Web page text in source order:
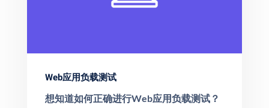
Web应用负载测试
想知道如何正确进行Web应用负载测试？